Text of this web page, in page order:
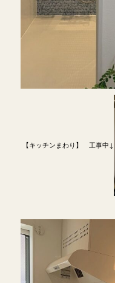
【キッチンまわり】 工事中↓